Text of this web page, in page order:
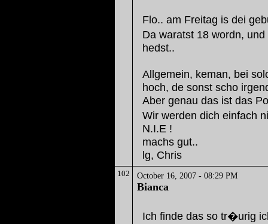
Flo.. am Freitag is dei
Da waratst 18 wordn,
hedst..
Allgemein, keman, bei
hoch, de sonst scho
Aber genau das ist das
Wir werden dich einfach
N.I.E !
machs gut..
lg, Chris
102 October 16, 2007 - 08:29 PM
Bianca
Ich finde das so tr�urig